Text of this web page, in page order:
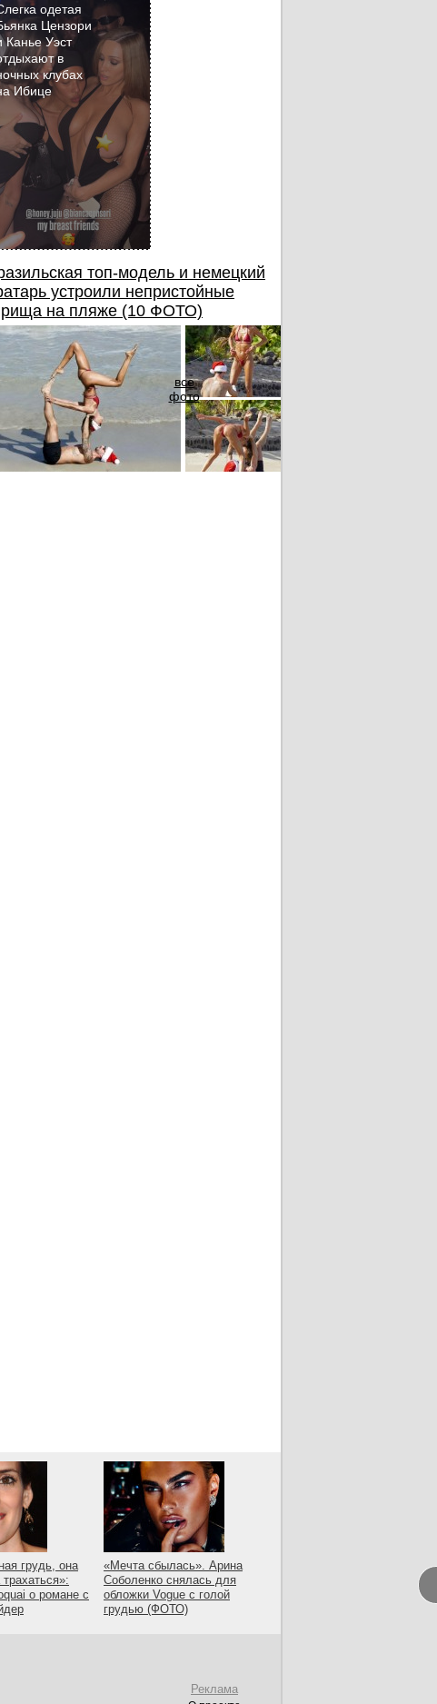
одетая
Цензори
Канье Уэст
в
клубах
Ибице
топ-модель и немецкий
устроили непристойные
на пляже (10 ФОТО)
все
фото
грудь, она
о романе с
«Мечта сбылась». Арина
Соболенко снялась для
обложки Vogue с голой
грудью (ФОТО)
Реклама